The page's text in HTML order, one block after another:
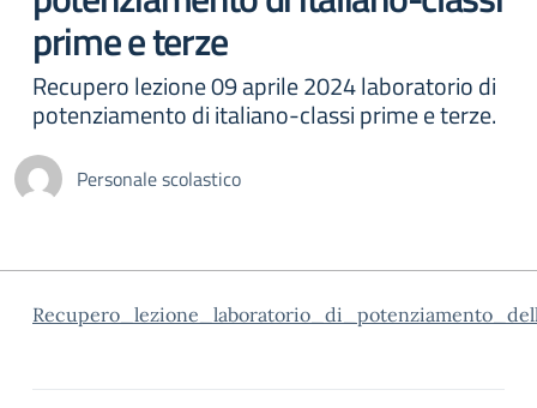
prime e terze
Recupero lezione 09 aprile 2024 laboratorio di
potenziamento di italiano-classi prime e terze.
Personale scolastico